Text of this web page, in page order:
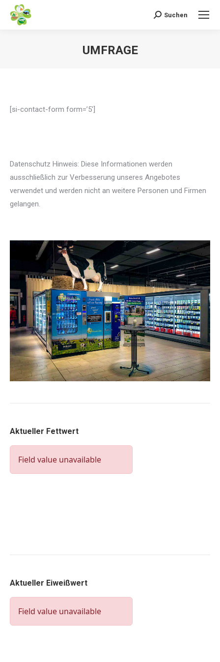
Search:
Suchen
UMFRAGE
[si-contact-form form=’5′]
Datenschutz Hinweis: Diese Informationen werden
ausschließlich zur Verbesserung unseres Angebotes
verwendet und werden nicht an weitere Personen und Firmen
gelangen.
Aktueller Fettwert
Aktueller Eiweißwert